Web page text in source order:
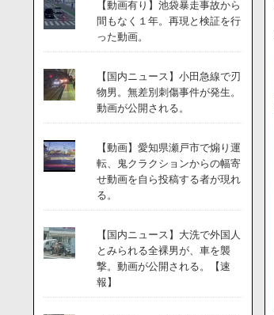
【動画有り】池袋暴走事故から
間もなく１年。再現と検証を行
った動画。
【国内ニュース】小田急線で刃
物男。無差別刺傷事件が発生。
動画が公開される。
【動画】愛知県瀬戸市で煽り運
転、鬼クラクションからの幅寄
せ動画を自ら投稿する者が現れ
る。
【国内ニュース】大洗で外国人
とみられる全裸男が、車を襲
撃。動画が公開される。【速
報】